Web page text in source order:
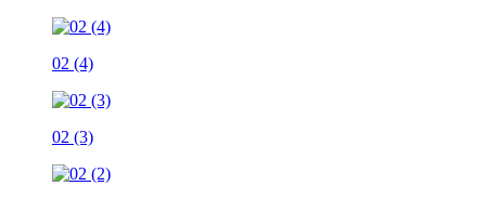
02 (4)
02 (3)